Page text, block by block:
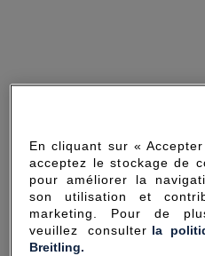
En cliquant sur «
acceptez le stockage de
pour améliorer la
son utilisation et
marketing. Pour de
veuillez consulter la
Breitling.